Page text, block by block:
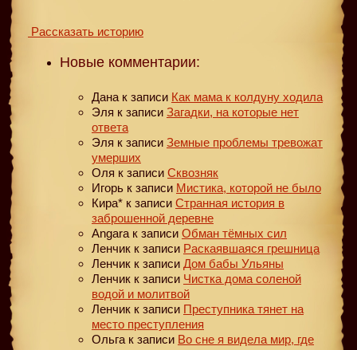
Рассказать историю
Новые комментарии:
Дана к записи Как мама к колдуну ходила
Эля к записи Загадки, на которые нет
ответа
Эля к записи Земные проблемы тревожат
умерших
Оля к записи Сквозняк
Игорь к записи Мистика, которой не было
Кира* к записи Странная история в
заброшенной деревне
Angara к записи Обман тёмных сил
Ленчик к записи Раскаявшаяся грешница
Ленчик к записи Дом бабы Ульяны
Ленчик к записи Чистка дома соленой
водой и молитвой
Ленчик к записи Преступника тянет на
место преступления
Ольга к записи Во сне я видела мир, где